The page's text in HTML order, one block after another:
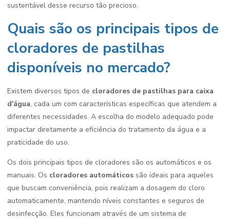
sustentável desse recurso tão precioso.
Quais são os principais tipos de
cloradores de pastilhas
disponíveis no mercado?
Existem diversos tipos de cloradores de pastilhas para caixa
d'água, cada um com características específicas que atendem a
diferentes necessidades. A escolha do modelo adequado pode
impactar diretamente a eficiência do tratamento da água e a
praticidade do uso.
Os dois principais tipos de cloradores são os automáticos e os
manuais. Os cloradores automáticos são ideais para aqueles
que buscam conveniência, pois realizam a dosagem do cloro
automaticamente, mantendo níveis constantes e seguros de
desinfecção. Eles funcionam através de um sistema de